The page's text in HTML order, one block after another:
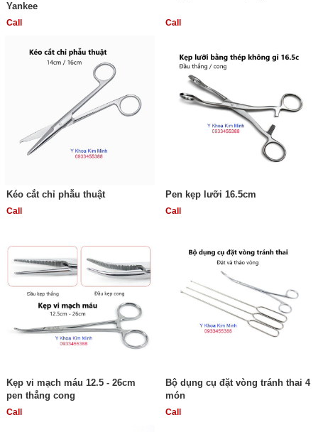
Yankee
Call Call
Kéo cắt chỉ phẫu thuật
Call
Pen kẹp lưỡi 16.5cm
Call
Kẹp vi mạch máu 12.5 - 26cm
pen thẳng cong
Call
Bộ dụng cụ đặt vòng tránh thai 4
món
Call